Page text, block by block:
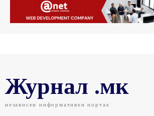
Журнал .мк
независен информативен портал